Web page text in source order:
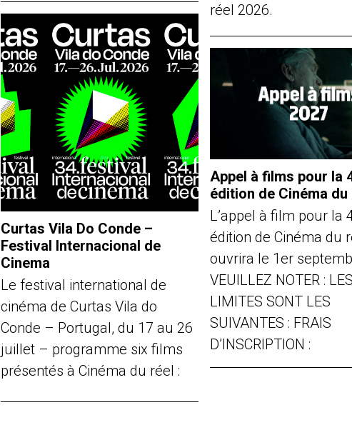
réel 2026.
Curtas Vila Do Conde –
Festival Internacional de
Cinema
Le festival international de
cinéma de Curtas Vila do
Conde – Portugal, du 17 au 26
juillet – programme six films
présentés à Cinéma du réel :
Appel à films pour la
édition de Cinéma du
L’appel à film pour la
édition de Cinéma du
ouvrira le 1er
VEUILLEZ NOTER :
LIMITES SONT LES
SUIVANTES : FRAIS
D’INSCRIPTION :